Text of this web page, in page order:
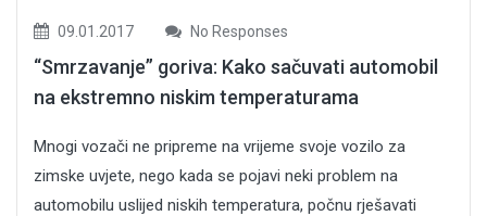
09.01.2017 No Responses
“Smrzavanje” goriva: Kako sačuvati automobil
na ekstremno niskim temperaturama
Mnogi vozači ne pripreme na vrijeme svoje vozilo za
zimske uvjete, nego kada se pojavi neki problem na
automobilu uslijed niskih temperatura, počnu rješavati